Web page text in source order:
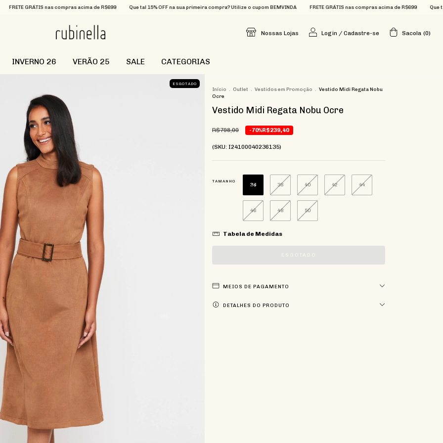
nas compras acima de R$699 Que tal 15% OFF na sua primeira compra? Utilize o cupom BEMVINDA FRETE GRÁTIS nas compras acima de R$699 Que tal 15% OFF
Nossas Lojas Login / Cadastre-se Sacola (0)
INVERNO 26 VERÃO 25 SALE CATEGORIAS
ESGOTADO
Início . Outlet . Vestidos em Promoção . Vestido Midi Regata Nobu
Ocre
Vestido Midi Regata Nobu Ocre
R$798,00 -70%R$239,40
(SKU: I24100040236135)
TAMANHO
36 38 40 42 44
46 48 50
Tabela de Medidas
MEIOS DE PAGAMENTO
DETALHES DO PRODUTO